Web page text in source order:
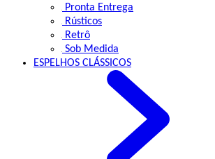
Pronta Entrega
Rústicos
Retrô
Sob Medida
ESPELHOS CLÁSSICOS